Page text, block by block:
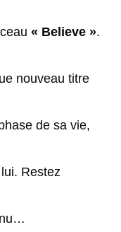
« Believe ».
nouveau titre
de sa vie,
Restez